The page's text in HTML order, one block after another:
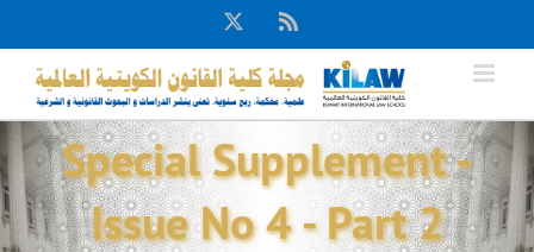
to
content
Rss
X
Special Supplement -
Issue No 4 - Part 2